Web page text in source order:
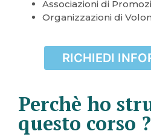
Associazioni di
Organizzazioni di
RICHIEDI
Perchè ho
questo corso ?